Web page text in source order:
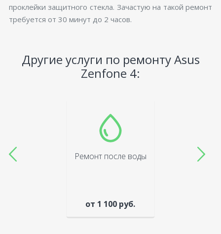
проклейки защитного стекла. Зачастую на такой ремонт
требуется от 30 минут до 2 часов.
Другие услуги по ремонту Asus
Zenfone 4:
Ремонт после воды
от 1 100 руб.